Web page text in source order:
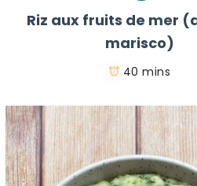
Riz aux fruits de mer
marisco)
40 mins